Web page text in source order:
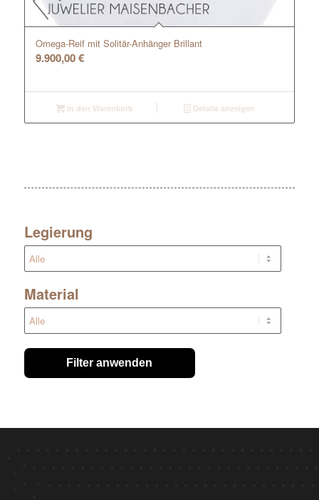
Omega-Reif mit Solitär-Anhänger Brillant
9.900,00€
In den Warenkorb Details anzeigen
Legierung
Material
Filter anwenden